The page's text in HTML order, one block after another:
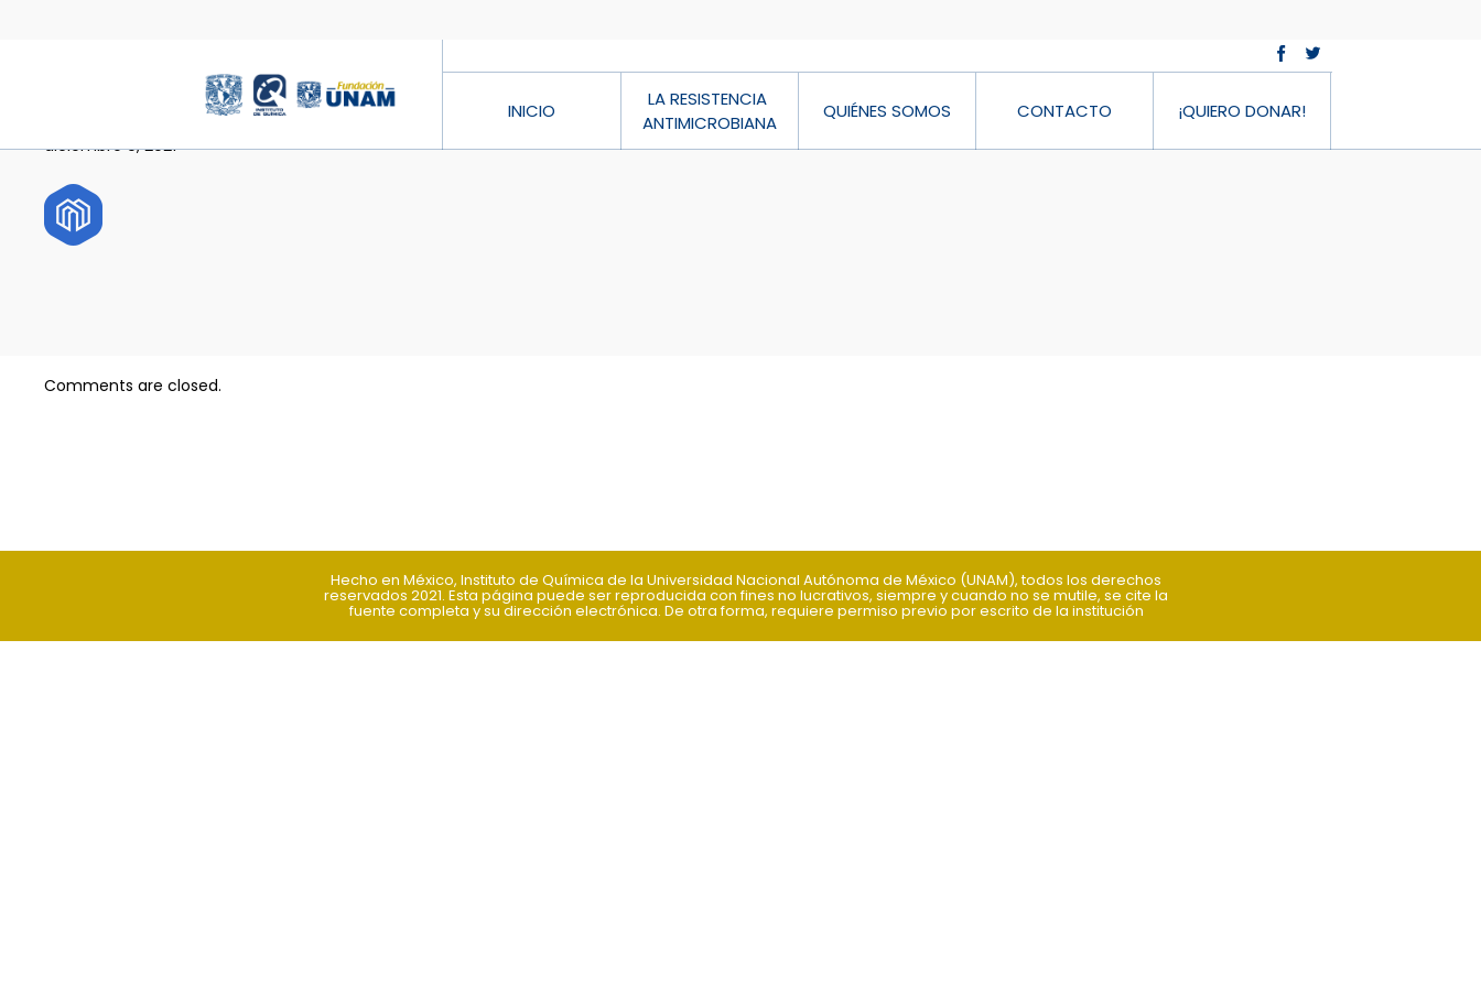
INICIO
LA RESISTENCIA
ANTIMICROBIANA
QUIÉNES SOMOS CONTACTO ¡QUIERO DONAR!
LOGO2-15
diciembre 9, 2021
Comments are closed.
Hecho en México, Instituto de Química de la Universidad Nacional Autónoma de México (UNAM), todos los derechos
reservados 2021. Esta página puede ser reproducida con fines no lucrativos, siempre y cuando no se mutile, se cite la
fuente completa y su dirección electrónica. De otra forma, requiere permiso previo por escrito de la institución